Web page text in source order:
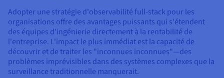
Adopter une stratégie d'observabilité full-stack pour les
organisations offre des avantages puissants qui s'étendent
des équipes d'ingénierie directement à la rentabilité de
l'entreprise. L'impact le plus immédiat est la capacité de
découvrir et de traiter les "inconnues inconnues"—des
problèmes imprévisibles dans des systèmes complexes que la
surveillance traditionnelle manquerait.